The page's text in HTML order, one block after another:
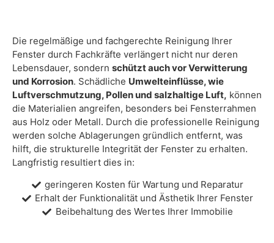
Die regelmäßige und fachgerechte Reinigung Ihrer
Fenster durch Fachkräfte verlängert nicht nur deren
Lebensdauer, sondern schützt auch vor Verwitterung
und Korrosion. Schädliche Umwelteinflüsse, wie
Luftverschmutzung, Pollen und salzhaltige Luft, können
die Materialien angreifen, besonders bei Fensterrahmen
aus Holz oder Metall. Durch die professionelle Reinigung
werden solche Ablagerungen gründlich entfernt, was
hilft, die strukturelle Integrität der Fenster zu erhalten.
Langfristig resultiert dies in:
geringeren Kosten für Wartung und Reparatur
Erhalt der Funktionalität und Ästhetik Ihrer Fenster
Beibehaltung des Wertes Ihrer Immobilie